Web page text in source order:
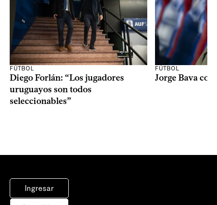
FÚTBOL
Diego Forlán: “Los jugadores
uruguayos son todos
seleccionables”
FÚTBOL
Jorge Bava
Ingresar